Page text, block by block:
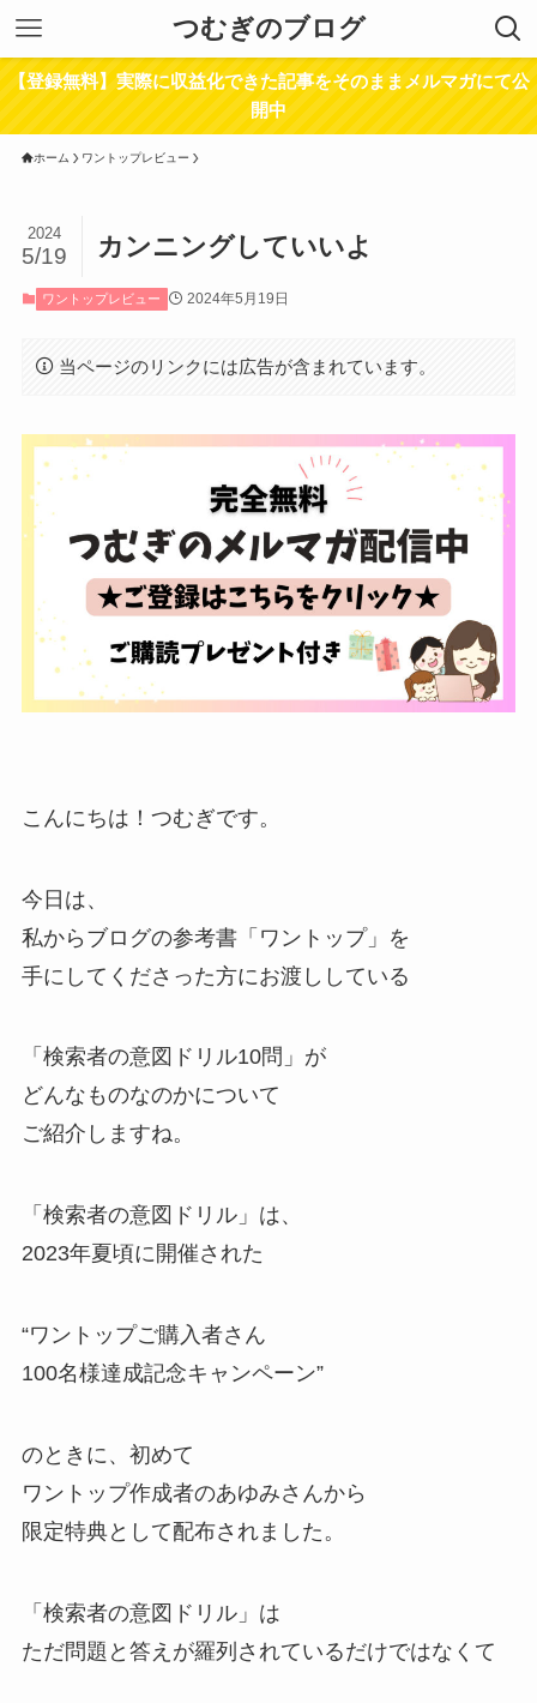
つむぎのブログ
【登録無料】実際に収益化できた記事をそのままメルマガにて公
開中
ホーム ワントップレビュー
カンニングしていいよ
2024
5/19
ワントップレビュー 2024年5月19日
当ページのリンクには広告が含まれています。
こんにちは！つむぎです。
今日は、
私からブログの参考書「ワントップ」を
手にしてくださった方にお渡ししている
「検索者の意図ドリル10問」が
どんなものなのかについて
ご紹介しますね。
「検索者の意図ドリル」は、
2023年夏頃に開催された
“ワントップご購入者さん
100名様達成記念キャンペーン”
のときに、初めて
ワントップ作成者のあゆみさんから
限定特典として配布されました。
「検索者の意図ドリル」は
ただ問題と答えが羅列されているだけではなくて